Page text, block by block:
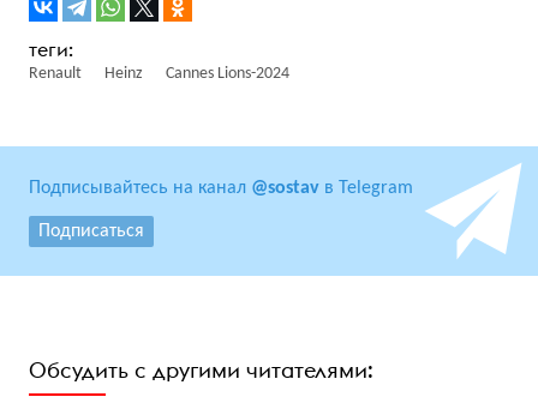
Renault Heinz Cannes Lions-2024
Подписывайтесь на канал @sostav в Telegram
Подписаться
Обсудить с другими читателями: